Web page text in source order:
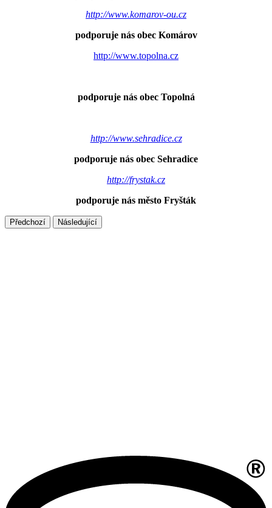
http://www.komarov-ou.cz
podporuje nás obec Komárov
http://www.topolna.cz
podporuje nás obec Topolná
http://www.sehradice.cz
podporuje nás obec Sehradice
http://frystak.cz
podporuje nás město Fryšták
Předchozí Následující